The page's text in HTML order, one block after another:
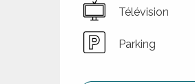
Télévision
Parking